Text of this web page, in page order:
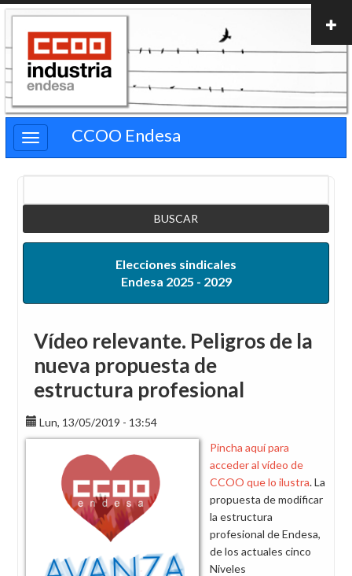
Pasar
contenido
principal
CCOO Endesa
Elecciones sindicales
Endesa 2025 - 2029
Vídeo relevante. Peligros de la
nueva propuesta de
estructura profesional
Lun, 13/05/2019 - 13:54
Pincha aquí para
acceder al vídeo de
CCOO que lo ilustra. La
propuesta de modificar
la estructura
profesional de Endesa,
de los actuales cinco
Niveles